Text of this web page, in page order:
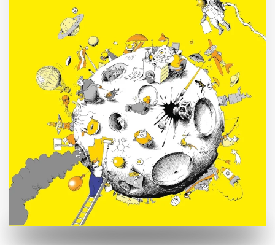
ZUM BUCH